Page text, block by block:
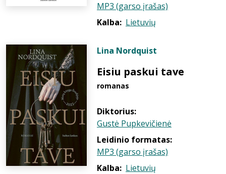
MP3 (garso įrašas)
Kalba: Lietuvių
Lina Nordquist
Eisiu paskui tave
romanas
Diktorius:
Gustė Pupkevičienė
Leidinio formatas:
MP3 (garso įrašas)
Kalba: Lietuvių